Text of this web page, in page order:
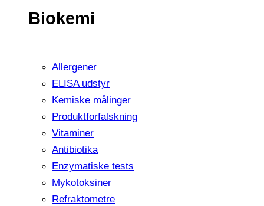
Biokemi
Allergener
ELISA udstyr
Kemiske målinger
Produktforfalskning
Vitaminer
Antibiotika
Enzymatiske tests
Mykotoksiner
Refraktometre